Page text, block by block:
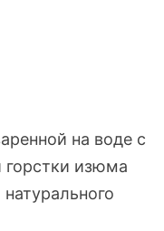
на воде с
изюма